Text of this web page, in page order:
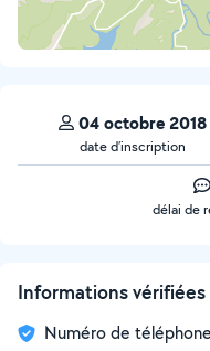
04 octobre 2018
date d’inscription
délai de
Informations vérifiées
Numéro de